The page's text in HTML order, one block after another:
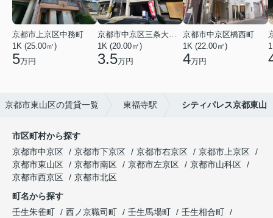
京都市上京区中務町
1K (25.00㎡)
5万円
京都市中京区三条大宮町
1K (20.00㎡)
3.5万円
京都市中京区橋西町
1K (22.00㎡)
4万円
京都市東山区の賃貸一覧 東福寺駅 シティパレス京都東山
市区町村から探す
京都市中京区
京都市下京区 京都市右京区
京都市上京区
京都市東山区
京都市南区 京都市左京区
京都市山科区
京都市西京区
京都市北区
町名から探す
壬生朱雀町
西ノ京職司町 壬生馬場町
壬生相合町